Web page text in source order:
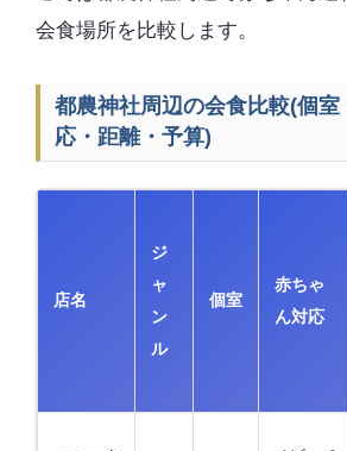
会食場所を比較します。
都農神社周辺の会食比較(個室
応・距離・予算)
店名
ジ
ャ
ン
ル
個室
赤ちゃ
ん対応